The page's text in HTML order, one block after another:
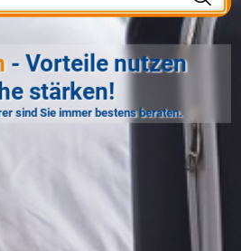
- Vorteile nutzen
stärken!
sind Sie immer bestens beraten.